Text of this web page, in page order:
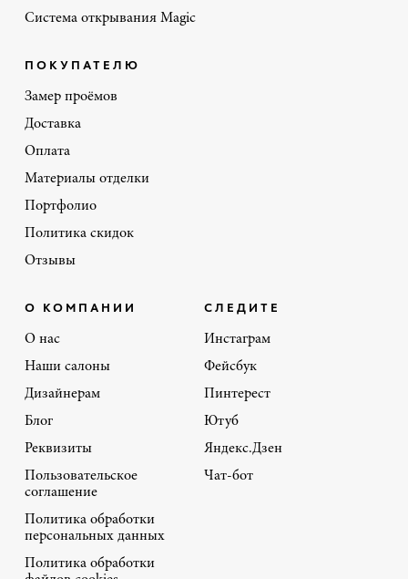
Система открывания Magic
ПОКУПАТЕЛЮ
Замер проёмов
Доставка
Оплата
Материалы отделки
Портфолио
Политика скидок
Отзывы
О КОМПАНИИ
О нас
Наши салоны
Дизайнерам
Блог
Реквизиты
Пользовательское
соглашение
Политика обработки
персональных данных
Политика обработки
СЛЕДИТЕ
Инстаграм
Фейсбук
Пинтерест
Ютуб
Яндекс.Дзен
Чат-бот